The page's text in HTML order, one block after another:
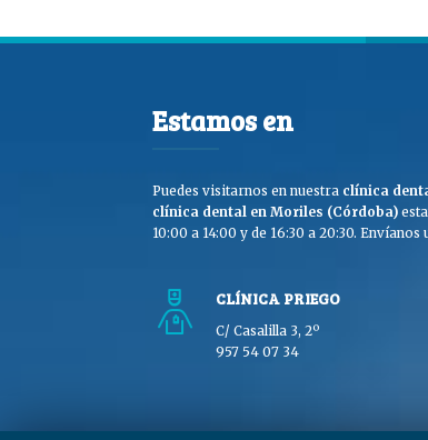
Estamos en
Puedes visitarnos en nuestra clínica
clínica dental en Moriles (Córdoba)
10:00 a 14:00 y de 16:30 a 20:30.
CLÍNICA PRIEGO
C/ Casalilla 3, 2º
957 54 07 34